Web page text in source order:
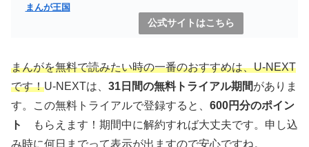
まんが王国
公式サイトはこちら
まんがを無料で読みたい時の一番のおすすめは、U-NEXT
です！U-NEXTは、 31日間の無料トライアル期間がありま
す。この無料トライアルで登録すると、 600円分のポイン
ト
もらえます！期間中に解約すれば大丈夫です。申し込
み時に何日までって表示が出ますので安心ですね。